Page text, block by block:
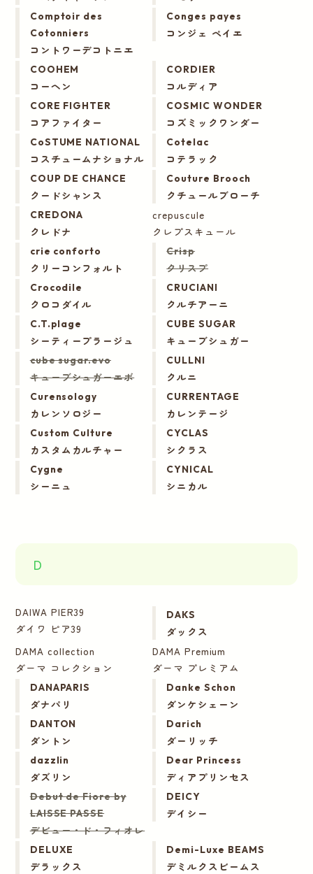
Comptoir des
Cotonniers
コントワーデコトニエ
Conges payes
コンジェ ペイエ
COOHEM
コーヘン
CORDIER
コルディア
CORE FIGHTER
コアファイター
COSMIC WONDER
コズミックワンダー
CoSTUME NATIONAL
コスチュームナショナル
Cotelac
コテラック
COUP DE CHANCE
クードシャンス
Couture Brooch
クチュールブローチ
CREDONA
クレドナ
crepuscule
クレプスキュール
crie conforto
クリーコンフォルト
Crisp
クリスプ
Crocodile
クロコダイル
CRUCIANI
クルチアーニ
C.T.plage
シーティープラージュ
CUBE SUGAR
キューブシュガー
cube sugar.evo
キューブシュガーエボ
CULLNI
クルニ
Curensology
カレンソロジー
CURRENTAGE
カレンテージ
Custom Culture
カスタムカルチャー
CYCLAS
シクラス
Cygne
シーニュ
CYNICAL
シニカル
D
DAIWA PIER39
ダイワ ピア39
DAKS
ダックス
DAMA collection
ダーマ コレクション
DAMA Premium
ダーマ プレミアム
DANAPARIS
ダナパリ
Danke Schon
ダンケシェーン
DANTON
ダントン
Darich
ダーリッチ
dazzlin
ダズリン
Dear Princess
ディアプリンセス
Debut de Fiore by
LAISSE PASSE
デビュー・ド・フィオレ
DEICY
デイシー
DELUXE
デラックス
Demi-Luxe BEAMS
デミルクスビームス